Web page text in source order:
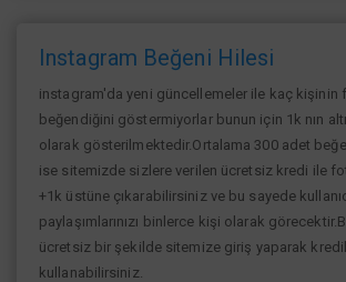
Instagram Beğeni Hilesi
instagram'da yeni güncellemeler ile kaç kişinin
beğendiğini göstermiyorlar bunun için 1k nın
olarak gösterilmektedir.Ortalama 300 adet
ise sitemizde sizlere verilen ücretsiz kredi ile
+1k üstüne çıkarabilirsiniz ve bu sayede
paylaşımlarınızı binlerce kişi olarak
ücretsiz bir şekilde sitemize giriş yaparak
kullanabilirsiniz.